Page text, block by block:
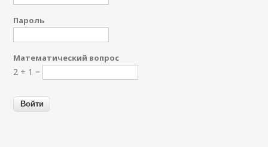
Пароль
Математический вопрос
2 + 1 =